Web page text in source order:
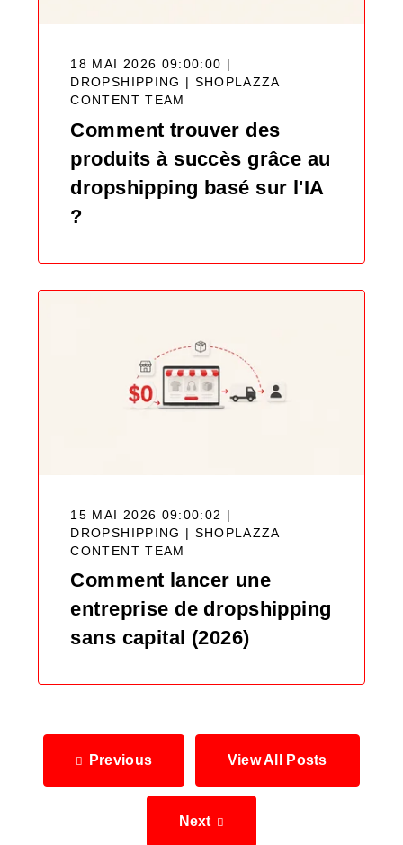
18 MAI 2026 09:00:00 |
DROPSHIPPING | SHOPLAZZA
CONTENT TEAM
Comment trouver des
produits à succès grâce au
dropshipping basé sur l'IA
?
15 MAI 2026 09:00:02 |
DROPSHIPPING | SHOPLAZZA
CONTENT TEAM
Comment lancer une
entreprise de dropshipping
sans capital (2026)
Previous View All Posts
Next